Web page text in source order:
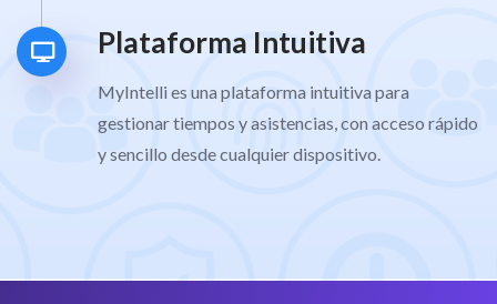
Plataforma Intuitiva
MyIntelli es una plataforma intuitiva para
gestionar tiempos y asistencias, con acceso rápido
y sencillo desde cualquier dispositivo.